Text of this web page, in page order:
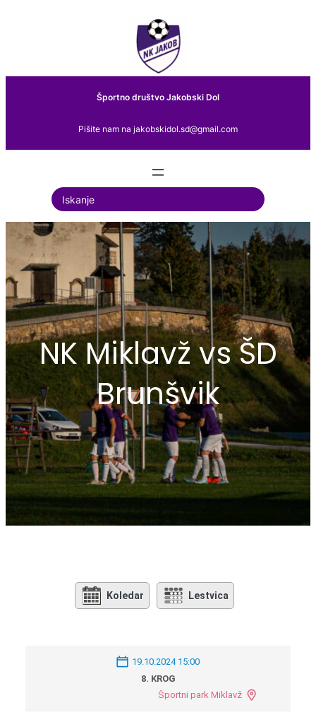
Športno društvo Jakobski Dol
Pišite nam na jakobskidol.sd@gmail.com
S
e
a
r
c
h
NK Miklavž vs ŠD
Brunšvik
Koledar Lestvica
19.10.2024 15:00
8. KROG
Športni park Miklavž